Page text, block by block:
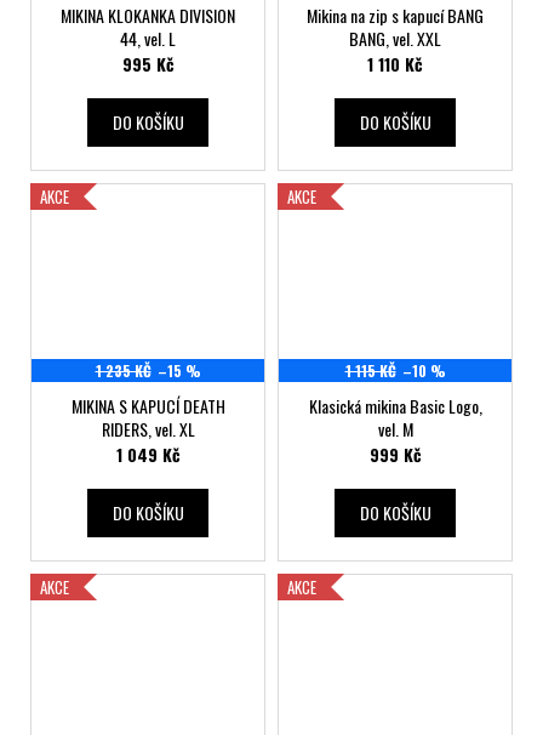
MIKINA KLOKANKA DIVISION
44, vel. L
995 Kč
DO KOŠÍKU
Mikina na zip s kapucí BANG
BANG, vel. XXL
1 110 Kč
DO KOŠÍKU
AKCE
1 235 KČ –15 %
MIKINA S KAPUCÍ DEATH
RIDERS, vel. XL
1 049 Kč
DO KOŠÍKU
AKCE
1 115 KČ –10 %
Klasická mikina Basic Logo,
vel. M
999 Kč
DO KOŠÍKU
AKCE AKCE